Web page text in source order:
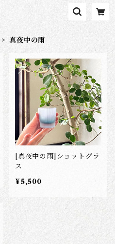
真夜中の雨
[真夜中の雨]ショットグラ
ス
¥5,500